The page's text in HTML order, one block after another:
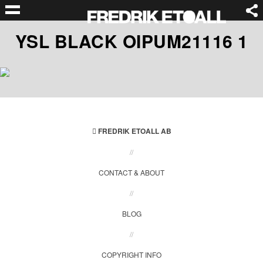
YSL BLACK OIPUM21116 1
FREDRIK ETOALL AB
//
CONTACT & ABOUT
//
BLOG
//
COPYRIGHT INFO